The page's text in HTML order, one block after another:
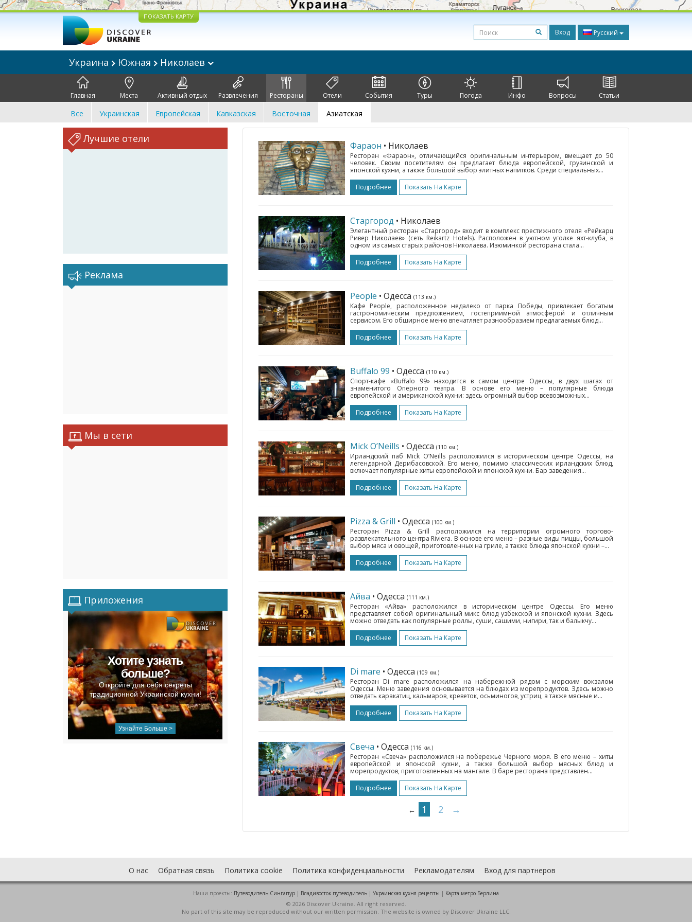
ПОКАЗАТЬ КАРТУ
Вход Русский
Украина Южная Николаев
Главная Места Активный отдых Развлечения Рестораны Отели События Туры Погода Инфо Вопросы Статьи
Все Украинская Европейская Кавказская Восточная Азиатская
Лучшие отели
Реклама
Мы в сети
Приложения
Хотите узнать
больше?
Откройте для себя секреты
традиционной Украинской кухни!
Узнайте Больше >
Фараон • Николаев
Ресторан «Фараон», отличающийся оригинальным интерьером, вмещает до 50
человек. Своим посетителям он предлагает блюда европейской, грузинской и
японской кухни, а также большой выбор элитных напитков. Среди специальных...
Подробнее
Показать На Карте
Старгород • Николаев
Элегантный ресторан «Старгород» входит в комплекс престижного отеля «Рейкарц
Ривер Николаев» (сеть Reikartz Hotels). Расположен в уютном уголке яхт-клуба, в
одном из самых старых районов Николаева. Изюминкой ресторана стала...
Подробнее
Показать На Карте
People • Одесса (113 км.)
Кафе People, расположенное недалеко от парка Победы, привлекает богатым
гастрономическим предложением, гостеприимной атмосферой и отличным
сервисом. Его обширное меню впечатляет разнообразием предлагаемых блюд...
Подробнее
Показать На Карте
Buffalo 99 • Одесса (110 км.)
Спорт-кафе «Buffalo 99» находится в самом центре Одессы, в двух шагах от
знаменитого Оперного театра. В основе его меню – популярные блюда
европейской и американской кухни: здесь огромный выбор всевозможных...
Подробнее
Показать На Карте
Mick O’Neills • Одесса (110 км.)
Ирландский паб Mick O’Neills расположился в историческом центре Одессы, на
легендарной Дерибасовской. Его меню, помимо классических ирландских блюд,
включает популярные хиты европейской и японской кухни. Бар заведения...
Подробнее
Показать На Карте
Pizza & Grill • Одесса (100 км.)
Ресторан Pizza & Grill расположился на территории огромного торгово-
развлекательного центра Riviera. В основе его меню – разные виды пиццы, большой
выбор мяса и овощей, приготовленных на гриле, а также блюда японской кухни –...
Подробнее
Показать На Карте
Айва • Одесса (111 км.)
Ресторан «Айва» расположился в историческом центре Одессы. Его меню
представляет собой оригинальный микс блюд узбекской и японской кухни. Здесь
можно отведать как популярные роллы, суши, сашими, нигири, так и балыкчу...
Подробнее
Показать На Карте
Di mare • Одесса (109 км.)
Ресторан Di mare расположился на набережной рядом с морским вокзалом
Одессы. Меню заведения основывается на блюдах из морепродуктов. Здесь можно
отведать каракатиц, кальмаров, креветок, осьминогов, устриц, а также мясные и...
Подробнее
Показать На Карте
Свеча • Одесса (116 км.)
Ресторан «Свеча» расположился на побережье Черного моря. В его меню – хиты
европейской и японской кухни, а также большой выбор мясных блюд и
морепродуктов, приготовленных на мангале. В баре ресторана представлен...
Подробнее
Показать На Карте
← 1 2 →
О нас Обратная связь Политика cookie Политика конфиденциальности Рекламодателям Вход для партнеров
Наши проекты: Путеводитель Сингапур | Владивосток путеводитель | Украинская кухня рецепты | Карта метро Берлина
© 2026 Discover Ukraine. All right reserved.
No part of this site may be reproduced without our written permission. The website is owned by Discover Ukraine LLC.